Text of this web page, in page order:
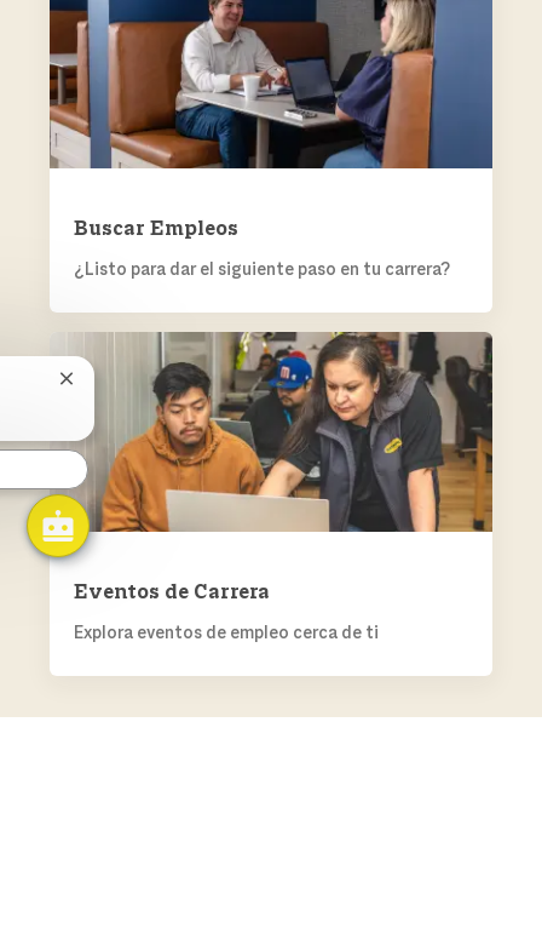
Buscar Empleos
¿Listo para dar el siguiente paso en tu carrera?
EVENTOS DE CARRERA
Eventos de Carrera
Explora eventos de empleo cerca de ti
Cerrar notificación de chatbot